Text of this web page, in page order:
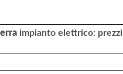
impianto elettrico: prezzi